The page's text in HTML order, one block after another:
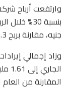
وارتفعت أرباح
جنيه، مقارنة بربح 472.3 مليون جنيه بالفترة المقارنة من 2024.
وزاد إجمالي
المقارنة من